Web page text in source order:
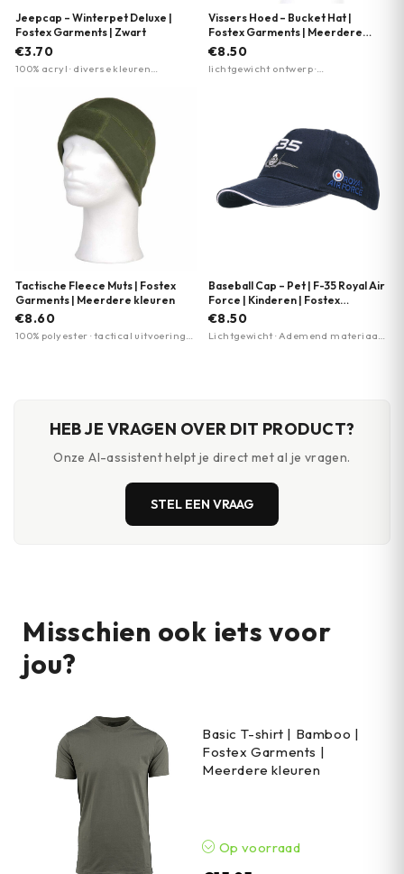
Jeepcap – Winterpet Deluxe |
Fostex Garments | Zwart
€3.70
100% acryl · diverse kleuren
Vissers Hoed – Bucket Hat |
Fostex Garments | Meerdere
kleuren
€8.50
lichtgewicht ontwerp ·
Tactische Fleece Muts | Fostex
Garments | Meerdere kleuren
€8.60
100% polyester · tactical uitvoering ·
Baseball Cap – Pet | F-35 Royal Air
Force | Kinderen | Fostex
Garments
€8.50
Lichtgewicht · Ademend materiaal ·
HEB JE VRAGEN OVER DIT PRODUCT?
Onze AI-assistent helpt je direct met al je vragen.
STEL EEN VRAAG
Misschien ook iets voor
jou?
Basic T-shirt | Bamboo |
Fostex Garments |
Meerdere kleuren
Op voorraad